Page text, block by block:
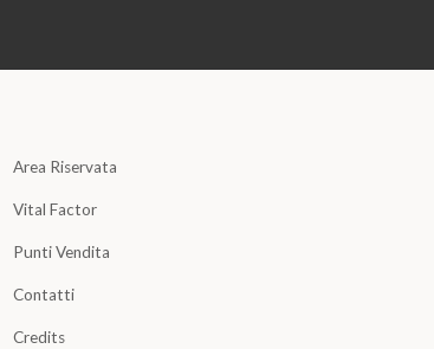
Area Riservata
Vital Factor
Punti Vendita
Contatti
Credits